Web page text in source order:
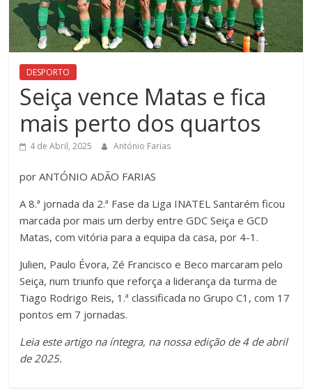
DESPORTO
Seiça vence Matas e fica
mais perto dos quartos
4 de Abril, 2025 António Farias
por ANTÓNIO ADÃO FARIAS
A 8.ª jornada da 2.ª Fase da Liga INATEL Santarém ficou
marcada por mais um derby entre GDC Seiça e GCD
Matas, com vitória para a equipa da casa, por 4-1.
Julien, Paulo Évora, Zé Francisco e Beco marcaram pelo
Seiça, num triunfo que reforça a liderança da turma de
Tiago Rodrigo Reis, 1.ª classificada no Grupo C1, com 17
pontos em 7 jornadas.
Leia este artigo na íntegra, na nossa edição de 4 de abril
de 2025.